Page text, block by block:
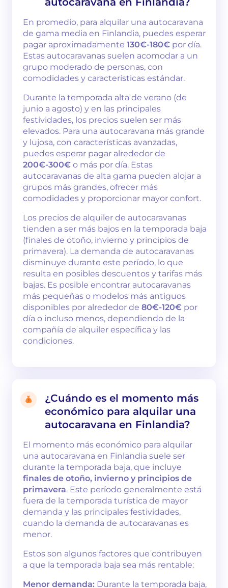
En promedio, para alquilar una autocaravana
de gama media en Finlandia, puedes esperar
pagar aproximadamente 130€-180€ por día.
Estas autocaravanas suelen acomodar a un
grupo moderado de personas, con
comodidades y características estándar.
Durante la temporada alta de verano (de
junio a agosto) y en las principales
festividades, los precios suelen ser más
elevados. Para una autocaravana más grande
y lujosa, con características avanzadas,
puedes esperar pagar alrededor de
200€-300€ o más por día. Estas
autocaravanas de alta gama pueden alojar a
grupos más grandes, ofrecer más
comodidades y proporcionar mayor confort.
Los precios de alquiler de autocaravanas
tienden a ser más bajos en la temporada baja
(finales de otoño, invierno y principios de
primavera). La demanda de autocaravanas
disminuye durante este período, lo que
resulta en posibles descuentos y tarifas más
bajas. Es posible encontrar autocaravanas
más pequeñas o modelos más antiguos
disponibles por alrededor de 80€-120€ por
día o incluso menos, dependiendo de la
compañía de alquiler específica y las
condiciones.
¿Cuándo es el momento más
económico para alquilar una
autocaravana en Finlandia?
El momento más económico para alquilar
una autocaravana en Finlandia suele ser
durante la temporada baja, que incluye
finales de otoño, invierno y principios de
primavera. Este período generalmente está
fuera de la temporada turística de mayor
demanda y las principales festividades,
cuando la demanda de autocaravanas es
menor.
Estos son algunos factores que contribuyen
a que la temporada baja sea más rentable:
Menor demanda: Durante la temporada baja,